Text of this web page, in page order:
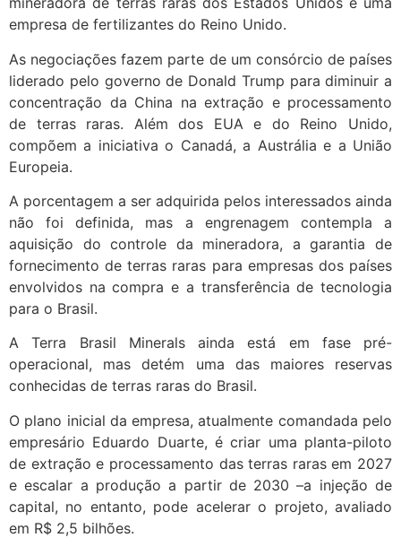
empresa de fertilizantes do Reino Unido.
As negociações fazem parte de um consórcio de países
liderado pelo governo de Donald Trump para diminuir a
concentração da China na extração e processamento
de terras raras. Além dos EUA e do Reino Unido,
compõem a iniciativa o Canadá, a Austrália e a União
Europeia.
A porcentagem a ser adquirida pelos interessados ainda
não foi definida, mas a engrenagem contempla a
aquisição do controle da mineradora, a garantia de
fornecimento de terras raras para empresas dos países
envolvidos na compra e a transferência de tecnologia
para o Brasil.
A Terra Brasil Minerals ainda está em fase pré-
operacional, mas detém uma das maiores reservas
conhecidas de terras raras do Brasil.
O plano inicial da empresa, atualmente comandada pelo
empresário Eduardo Duarte, é criar uma planta-piloto
de extração e processamento das terras raras em 2027
e escalar a produção a partir de 2030 –a injeção de
capital, no entanto, pode acelerar o projeto, avaliado
em R$ 2,5 bilhões.